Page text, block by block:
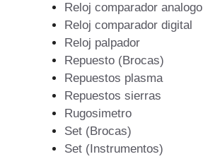
Reloj comparador analogo
Reloj comparador digital
Reloj palpador
Repuesto (Brocas)
Repuestos plasma
Repuestos sierras
Rugosimetro
Set (Brocas)
Set (Instrumentos)